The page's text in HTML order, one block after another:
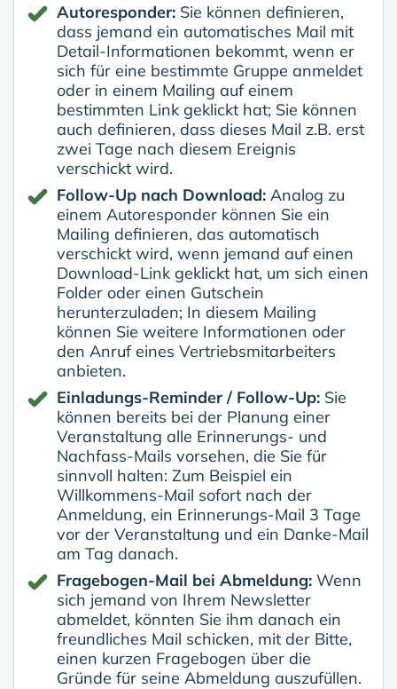
Autoresponder: Sie können definieren,
dass jemand ein automatisches Mail mit
Detail-Informationen bekommt, wenn er
sich für eine bestimmte Gruppe anmeldet
oder in einem Mailing auf einem
bestimmten Link geklickt hat; Sie können
auch definieren, dass dieses Mail z.B. erst
zwei Tage nach diesem Ereignis
verschickt wird.
Follow-Up nach Download: Analog zu
einem Autoresponder können Sie ein
Mailing definieren, das automatisch
verschickt wird, wenn jemand auf einen
Download-Link geklickt hat, um sich einen
Folder oder einen Gutschein
herunterzuladen; In diesem Mailing
können Sie weitere Informationen oder
den Anruf eines Vertriebsmitarbeiters
anbieten.
Einladungs-Reminder / Follow-Up: Sie
können bereits bei der Planung einer
Veranstaltung alle Erinnerungs- und
Nachfass-Mails vorsehen, die Sie für
sinnvoll halten: Zum Beispiel ein
Willkommens-Mail sofort nach der
Anmeldung, ein Erinnerungs-Mail 3 Tage
vor der Veranstaltung und ein Danke-Mail
am Tag danach.
Fragebogen-Mail bei Abmeldung: Wenn
sich jemand von Ihrem Newsletter
abmeldet, könnten Sie ihm danach ein
freundliches Mail schicken, mit der Bitte,
einen kurzen Fragebogen über die
Gründe für seine Abmeldung auszufüllen.